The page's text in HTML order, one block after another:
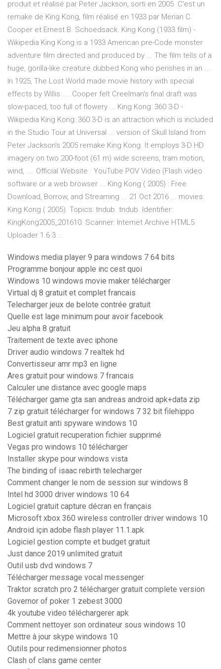
produit et réalisé par Peter Jackson, sorti en 2005. C'est un
remake de King Kong, film réalisé en 1933 par Merian C.
Cooper et Ernest B. Schoedsack. King Kong (1933 film) -
Wikipedia King Kong is a 1933 American pre-Code monster
adventure film directed and produced by ... The film tells of a
huge, gorilla-like creature dubbed Kong who perishes in an ....
In 1925, The Lost World made movie history with special
effects by Willis .... Cooper felt Creelman's final draft was
slow-paced, too full of flowery ... King Kong: 360 3-D -
Wikipedia King Kong: 360 3-D is an attraction which is included
in the Studio Tour at Universal ... version of Skull Island from
Peter Jackson's 2005 remake King Kong. It employs 3-D HD
imagery on two 200-foot (61 m) wide screens, tram motion,
wind, .... Official Website · YouTube POV Video (Flash video
software or a web browser ... King Kong ( 2005) : Free
Download, Borrow, and Streaming ... 21 Oct 2016 ... movies.
King Kong ( 2005). Topics: tndub. tndub. Identifier:
KingKong2005_201610. Scanner: Internet Archive HTML5
Uploader 1.6.3 ...
Windows media player 9 para windows 7 64 bits
Programme bonjour apple inc cest quoi
Windows 10 windows movie maker télécharger
Virtual dj 8 gratuit et complet francais
Telecharger jeux de belote contrée gratuit
Quelle est lage minimum pour avoir facebook
Jeu alpha 8 gratuit
Traitement de texte avec iphone
Driver audio windows 7 realtek hd
Convertisseur amr mp3 en ligne
Ares gratuit pour windows 7 francais
Calculer une distance avec google maps
Télécharger game gta san andreas android apk+data zip
7 zip gratuit télécharger for windows 7 32 bit filehippo
Best gratuit anti spyware windows 10
Logiciel gratuit recuperation fichier supprimé
Vegas pro windows 10 télécharger
Installer skype pour windows vista
The binding of isaac rebirth telecharger
Comment changer le nom de session sur windows 8
Intel hd 3000 driver windows 10 64
Logiciel gratuit capture décran en français
Microsoft xbox 360 wireless controller driver windows 10
Android için adobe flash player 11.1.apk
Logiciel gestion compte et budget gratuit
Just dance 2019 unlimited gratuit
Outil usb dvd windows 7
Télécharger message vocal messenger
Traktor scratch pro 2 télécharger gratuit complete version
Governor of poker 1 zebest 3000
4k youtube video téléchargerer apk
Comment nettoyer son ordinateur sous windows 10
Mettre à jour skype windows 10
Outils pour redimensionner photos
Clash of clans game center